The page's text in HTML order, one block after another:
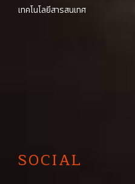
เทคโนโลยีสารสนเทศ
SOCIAL